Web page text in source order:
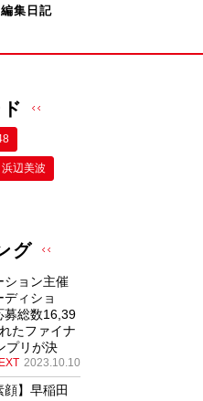
編集日記
浜辺美波
グ
ション主催
ィショ
募総数16,39
たファイナ
プリが決
2023.10.10
顔】早稲田